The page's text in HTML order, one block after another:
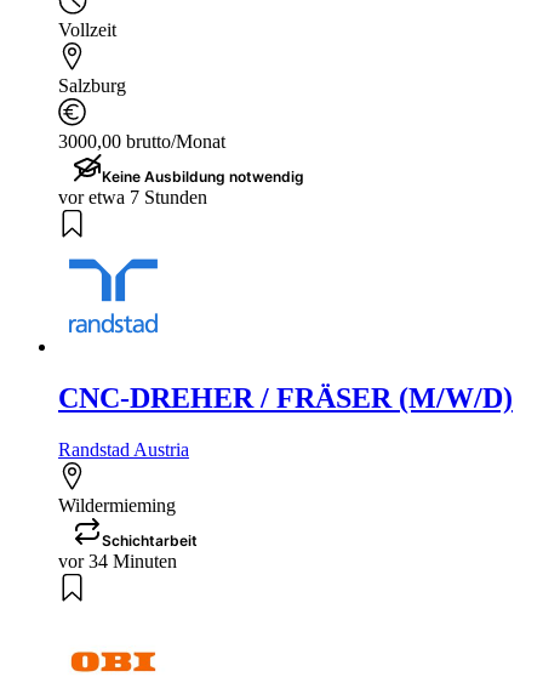
Vollzeit
Salzburg
3000,00 brutto/Monat
Keine Ausbildung notwendig
vor etwa 7 Stunden
CNC-DREHER / FRÄSER (M/W/D)
Randstad Austria
Wildermieming
Schichtarbeit
vor 34 Minuten